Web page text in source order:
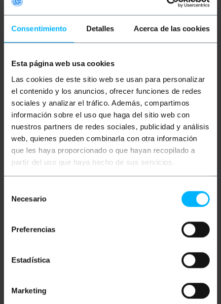
Consentimiento Detalles Acerca de las cookies
Esta página web usa cookies
Las cookies de este sitio web se usan para personalizar
el contenido y los anuncios, ofrecer funciones de redes
sociales y analizar el tráfico. Además, compartimos
información sobre el uso que haga del sitio web con
nuestros partners de redes sociales, publicidad y análisis
web, quienes pueden combinarla con otra información
que les haya proporcionado o que hayan recopilado a
partir del uso que haya hecho de sus servicios.
Necesario
Preferencias
Estadística
Marketing
Mehr Info
Micro USB OTG-Adapter, der zur Datenübertragung,
zum Anschluss einer USB-Tastatur oder zum
Anschluss einer USB-Maus an einen SmartPhone
oder Tablet PC angeschlossen werden kann. An
einem Ende hat es einen Micro-USB-Stecker und am
anderen Ende eine USB-Buchse. Sie können USB-
Speicher, Fotokameras, USB-Tastaturen und USB-
Mäuse an den USB-Anschluss anschließen. Adapter-
Modell mit Power-Injektor, wie es USB-Am-Gabel
hatoben (auf der rechten Seite), die an ein Netzteil
oder USB-Port angeschlossen ist. Zusätzliche
Energie ist erforderlich, wenn eine Festplatte mit
Kompatibel mit SmartPhones und Tablets basierend
auf Android, Windows Phone und Symbian
Was kann ein OTG-Kabel auf einem Handy oder
Tablet tun?
Festplatte gespeichert sind.
Installieren Sie Anwendungen direkt von einem
Sichern Sie Daten und Anwendungen auf einer
externen Festplatte.